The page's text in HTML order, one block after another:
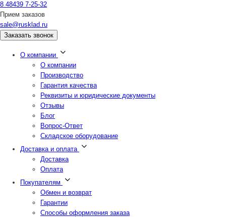
8 48439 7-25-32
Прием заказов
sale@rusklad.ru
Заказать звонок
О компании
О компании
Производство
Гарантия качества
Реквизиты и юридические документы
Отзывы
Блог
Вопрос-Ответ
Складское оборудование
Доставка и оплата
Доставка
Оплата
Покупателям
Обмен и возврат
Гарантии
Способы оформления заказа